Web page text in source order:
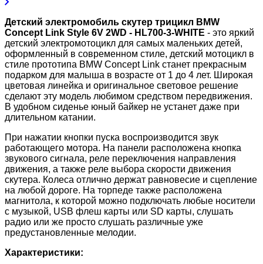
Детский электромобиль скутер трицикл BMW
Concept Link Style 6V 2WD - HL700-3-WHITE - это яркий
детский электромотоцикл для самых маленьких детей,
оформленный в современном стиле, детский мотоцикл в
стиле прототипа BMW Concept Link станет прекрасным
подарком для малыша в возрасте от 1 до 4 лет. Широкая
цветовая линейка и оригинальное световое решение
сделают эту модель любимом средством передвижения.
В удобном сиденье юный байкер не устанет даже при
длительном катании.
При нажатии кнопки пуска воспроизводится звук
работающего мотора. На панели расположена кнопка
звукового сигнала, реле переключения направления
движения, а также реле выбора скорости движения
скутера. Колеса отлично держат равновесие и сцепление
на любой дороге. На торпеде также расположена
магнитола, к которой можно подключать любые носители
с музыкой, USB флеш карты или SD карты, слушать
радио или же просто слушать различные уже
предустановленные мелодии.
Характеристики: